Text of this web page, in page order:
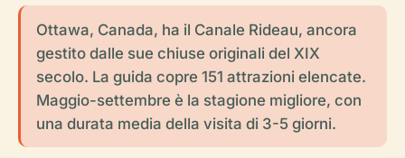
Ottawa, Canada, ha il Canale Rideau, ancora
gestito dalle sue chiuse originali del XIX
secolo. La guida copre 151 attrazioni elencate.
Maggio-settembre è la stagione migliore, con
una durata media della visita di 3-5 giorni.